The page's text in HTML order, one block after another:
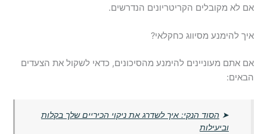
אם לא מקובלים הקריטריונים הנדרשים.
איך להימנע מסיווג כחקלאי?
אם אתם מעוניינים להימנע מהסיכונים, כדאי לשקול את הצעדים
הבאים:
➤ הסוד הנקי: איך לשדרג את ניקוי הכיריים שלך בקלות
וביעילות